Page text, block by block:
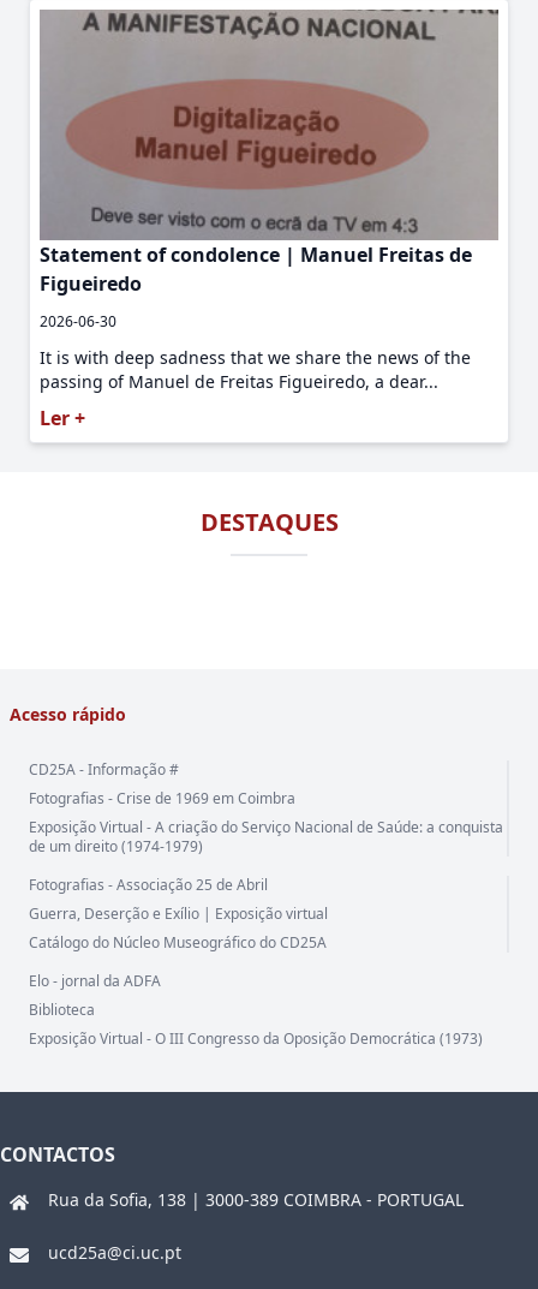
Statement of condolence | Manuel Freitas de
Figueiredo
2026-06-30
It is with deep sadness that we share the news of the
passing of Manuel de Freitas Figueiredo, a dear...
Ler +
DESTAQUES
Acesso rápido
CD25A - Informação #
Fotografias - Crise de 1969 em Coimbra
Exposição Virtual - A criação do Serviço Nacional de Saúde: a conquista
de um direito (1974-1979)
Fotografias - Associação 25 de Abril
Guerra, Deserção e Exílio | Exposição virtual
Catálogo do Núcleo Museográfico do CD25A
Elo - jornal da ADFA
Biblioteca
Exposição Virtual - O III Congresso da Oposição Democrática (1973)
CONTACTOS
Rua da Sofia, 138 | 3000-389 COIMBRA - PORTUGAL
ucd25a@ci.uc.pt